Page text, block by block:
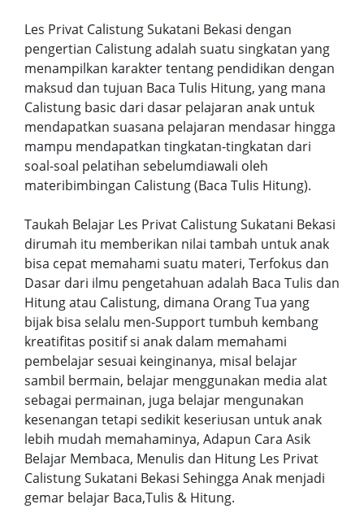
Les Privat Calistung Sukatani Bekasi dengan
pengertian Calistung adalah suatu singkatan yang
menampilkan karakter tentang pendidikan dengan
maksud dan tujuan Baca Tulis Hitung, yang mana
Calistung basic dari dasar pelajaran anak untuk
mendapatkan suasana pelajaran mendasar hingga
mampu mendapatkan tingkatan-tingkatan dari
soal-soal pelatihan sebelumdiawali oleh
materibimbingan Calistung (Baca Tulis Hitung).
Taukah Belajar Les Privat Calistung Sukatani Bekasi
dirumah itu memberikan nilai tambah untuk anak
bisa cepat memahami suatu materi, Terfokus dan
Dasar dari ilmu pengetahuan adalah Baca Tulis dan
Hitung atau Calistung, dimana Orang Tua yang
bijak bisa selalu men-Support tumbuh kembang
kreatifitas positif si anak dalam memahami
pembelajar sesuai keinginanya, misal belajar
sambil bermain, belajar menggunakan media alat
sebagai permainan, juga belajar mengunakan
kesenangan tetapi sedikit keseriusan untuk anak
lebih mudah memahaminya, Adapun Cara Asik
Belajar Membaca, Menulis dan Hitung Les Privat
Calistung Sukatani Bekasi Sehingga Anak menjadi
gemar belajar Baca,Tulis & Hitung.